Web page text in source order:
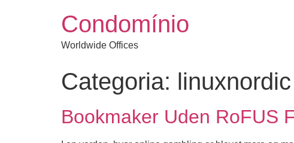
Condomínio
Worldwide Offices
Categoria: linuxnordic
Bookmaker Uden RoFUS